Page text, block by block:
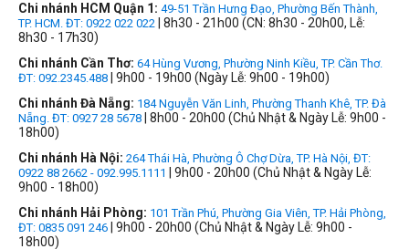
Chi nhánh HCM Quận 1: 49-51 Trần Hưng Đạo, Phường Bến Thành,
TP. HCM. ĐT: 0922 022 022 | 8h30 - 21h00 (CN: 8h30 - 20h00, Lễ:
8h30 - 17h30)
Chi nhánh Cần Thơ: 64 Hùng Vương, Phường Ninh Kiều, TP. Cần Thơ.
ĐT: 092.2345.488 | 9h00 - 19h00 (Ngày Lễ: 9h00 - 19h00)
Chi nhánh Đà Nẵng: 184 Nguyễn Văn Linh, Phường Thanh Khê, TP. Đà
Nẵng. ĐT: 0927 28 5678 | 8h00 - 20h00 (Chủ Nhật & Ngày Lễ: 9h00 -
18h00)
Chi nhánh Hà Nội: 264 Thái Hà, Phường Ô Chợ Dừa, TP. Hà Nội, ĐT:
0922 88 2662 - 092.995.1111
| 9h00 - 20h00 (Chủ Nhật & Ngày Lễ:
9h00 - 18h00)
Chi nhánh Hải Phòng: 101 Trần Phú, Phường Gia Viên, TP. Hải Phòng,
ĐT: 0835 091 246 | 9h00 - 20h00 (Chủ Nhật & Ngày Lễ: 9h00 -
18h00)